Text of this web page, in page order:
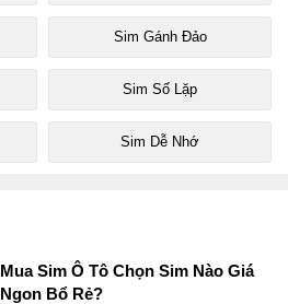
Sim Gánh Đảo
Sim Số Lặp
Sim Dễ Nhớ
Mua Sim Ô Tô Chọn Sim Nào Giá
Ngon Bổ Rẻ?